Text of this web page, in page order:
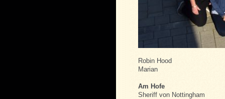
Robin Hood
Marian
Am Hofe
Sheriff von Nottingham